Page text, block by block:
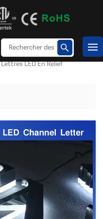
Lettres LED En Relief